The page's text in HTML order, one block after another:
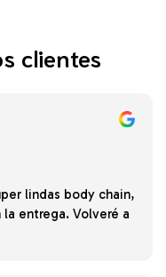
clientes
lindas body chain,
entrega. Volveré a